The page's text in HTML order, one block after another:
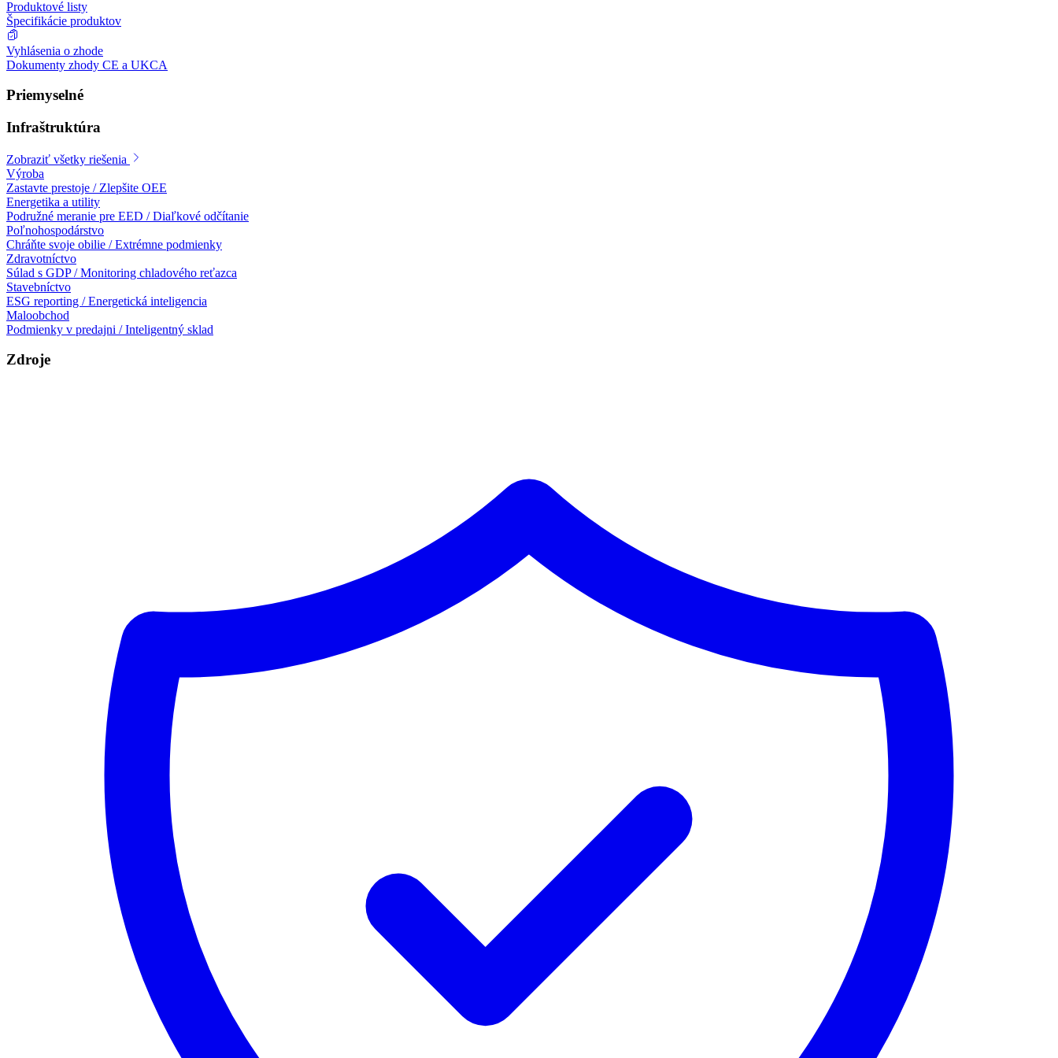
Produktové listy
Špecifikácie produktov
Vyhlásenia o zhode
Dokumenty zhody CE a UKCA
Priemyselné
Infraštruktúra
Zobraziť všetky riešenia
Výroba
Zastavte prestoje / Zlepšite OEE
Energetika a utility
Podružné meranie pre EED / Diaľkové odčítanie
Poľnohospodárstvo
Chráňte svoje obilie / Extrémne podmienky
Zdravotníctvo
Súlad s GDP / Monitoring chladového reťazca
Stavebníctvo
ESG reporting / Energetická inteligencia
Maloobchod
Podmienky v predajni / Inteligentný sklad
Zdroje